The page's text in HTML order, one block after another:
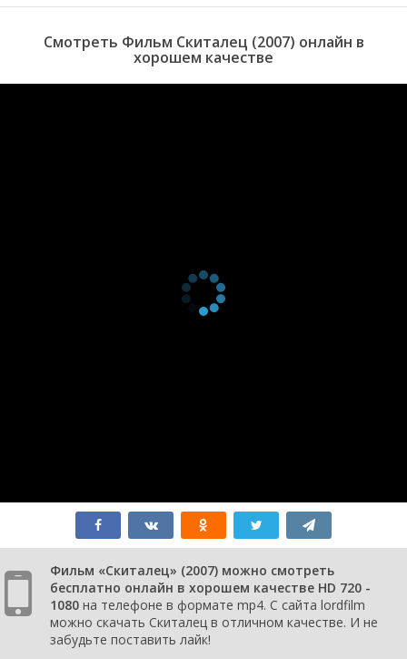
Смотреть Фильм Скиталец (2007) онлайн в
хорошем качестве
Фильм «Скиталец» (2007) можно смотреть
бесплатно онлайн в хорошем качестве HD 720 -
1080 на телефоне в формате mp4. С сайта lordfilm
можно скачать Скиталец в отличном качестве. И не
забудьте поставить лайк!